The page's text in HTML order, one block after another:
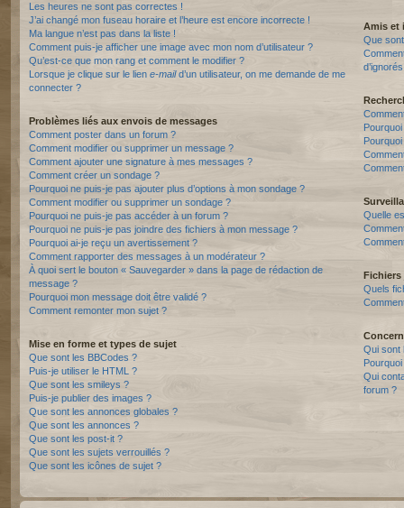
Les heures ne sont pas correctes !
J’ai changé mon fuseau horaire et l’heure est encore incorrecte !
Ma langue n’est pas dans la liste !
Comment puis-je afficher une image avec mon nom d’utilisateur ?
Qu’est-ce que mon rang et comment le modifier ?
Lorsque je clique sur le lien e-maild’un utilisateur, on me demande de me
connecter ?
Problèmes liés aux envois de messages
Comment poster dans un forum ?
Comment modifier ou supprimer un message ?
Comment ajouter une signature à mes messages ?
Comment créer un sondage ?
Pourquoi ne puis-je pas ajouter plus d’options à mon sondage ?
Comment modifier ou supprimer un sondage ?
Pourquoi ne puis-je pas accéder à un forum ?
Pourquoi ne puis-je pas joindre des fichiers à mon message ?
Pourquoi ai-je reçu un avertissement ?
Comment rapporter des messages à un modérateur ?
À quoi sert le bouton « Sauvegarder » dans la page de rédaction de
message ?
Pourquoi mon message doit être validé ?
Comment remonter mon sujet ?
Mise en forme et types de sujet
Que sont les BBCodes ?
Puis-je utiliser le HTML ?
Que sont les smileys ?
Puis-je publier des images ?
Que sont les annonces globales ?
Que sont les annonces ?
Que sont les post-it ?
Que sont les sujets verrouillés ?
Que sont les icônes de sujet ?
Amis et
Que
Quelle
Quels
Qui sont
Qui
forum ?